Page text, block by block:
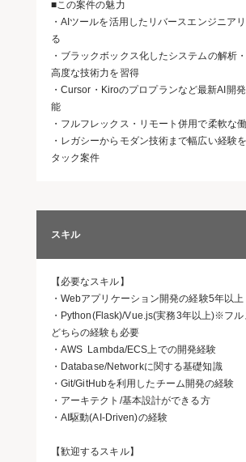
■この案件の魅力
・AIツールを活用したリバースエンジニア
る
・ブラックボックス化したシステムの解析
高度な技術力を習得
・Cursor・Kiroのプロプランなど最新AI開
能
・フルフレックス・リモート併用で柔軟な
・レガシーからモダン技術まで幅広い経験
タック案件
スキル
【必要なスキル】
・Webアプリケーション開発の経験5年以上
・Python(Flask)/Vue.js(実務3年以上)※フ
どちらの経験も必要
・AWS Lambda/ECS上での開発経験
・Database/Networkに関する基礎知識
・Git/GitHubを利用したチーム開発の経験
・アーキテクト/基本設計ができる方
・AI駆動(AI-Driven)の経験
【歓迎するスキル】